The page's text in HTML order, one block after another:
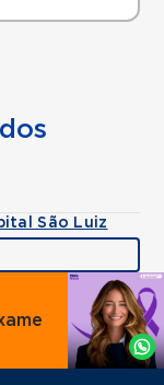
São Luiz
Agende
por
Whatsapp